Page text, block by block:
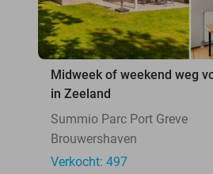
Midweek of weekend weg
in Zeeland
Summio Parc Port Greve
Brouwershaven
Verkocht: 497